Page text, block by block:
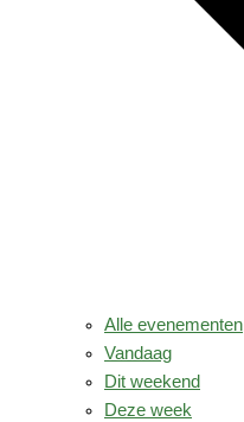
Alle evenementen
Vandaag
Dit weekend
Deze week